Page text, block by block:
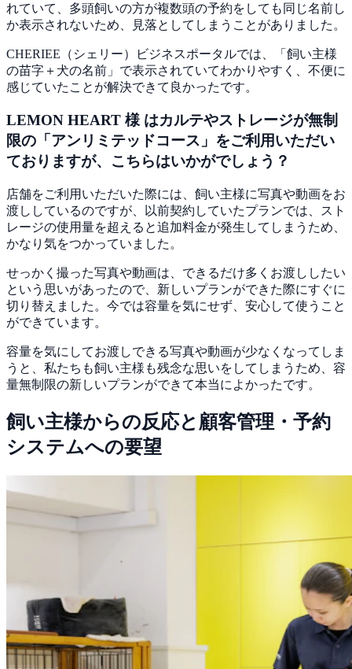
れていて、多頭飼いの方が複数頭の予約をしても同じ名前し
か表示されないため、見落としてしまうことがありました。
CHERIEE（シェリー）ビジネスポータルでは、
「飼い主様
の苗字＋犬の名前」で表示されていてわかりやすく、不便に
感じていたことが解決できて良かったです。
LEMON HEART 様 はカルテやストレージが無制
限の「アンリミテッドコース」をご利用いただい
ておりますが、こちらはいかがでしょう？
店舗をご利用いただいた際には、飼い主様に写真や動画をお
渡ししているのですが、以前契約していたプランでは、スト
レージの使用量を超えると追加料金が発生してしまうため、
かなり気をつかっていました。
せっかく撮った写真や動画は、できるだけ多くお渡ししたい
という思いがあったので、新しいプランができた際にすぐに
切り替えました。今では容量を気にせず、安心して使うこと
ができています。
容量を気にしてお渡しできる写真や動画が少なくなってしま
うと、私たちも飼い主様も残念な思いをしてしまうため、容
量無制限の新しいプランができて本当によかったです。
飼い主様からの反応と顧客管理・予約
システムへの要望